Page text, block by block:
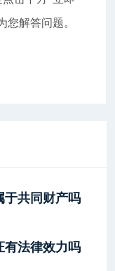
解答问题。
于共同财产吗
有法律效力吗